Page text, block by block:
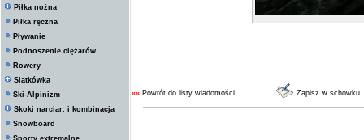
Piłka nożna
Piłka ręczna
Pływanie
Podnoszenie ciężarów
Rowery
Siatkówka
Ski-Alpinizm
Skoki narciar. i kombinacja
Snowboard
Sporty extremalne
«« Powrót do listy wiadomości Zapisz w schowku